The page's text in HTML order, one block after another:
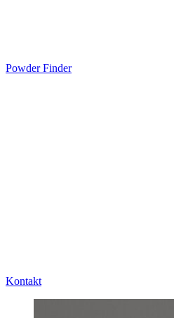
Powder Finder
Kontakt